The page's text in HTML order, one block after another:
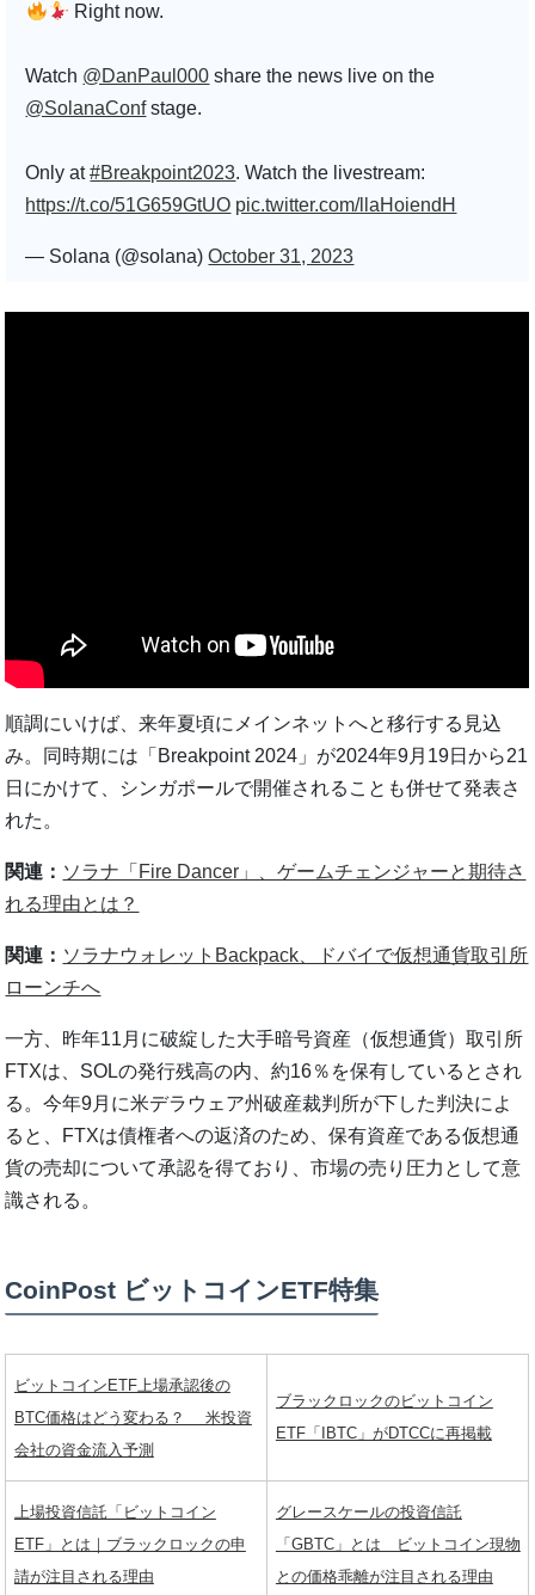
Right now.
Watch @DanPaul000 share the news live on the
@SolanaConfstage.
Only at#Breakpoint2023. Watch the livestream:
https://t.co/51G659GtUO pic.twitter.com/llaHoiendH
— Solana (@solana)October 31, 2023
順調にいけば、来年夏頃にメインネットへと移行する見込
み。同時期には「Breakpoint 2024」が2024年9月19日から21
日にかけて、シンガポールで開催されることも併せて発表さ
れた。
関連： ソラナ「Fire Dancer」、ゲームチェンジャーと期待さ
れる理由とは？
関連： ソラナウォレットBackpack、ドバイで仮想通貨取引所
ローンチへ
一方、昨年11月に破綻した大手暗号資産（仮想通貨）取引所
FTXは、SOLの発行残高の内、約16％を保有しているとされ
る。今年9月に米デラウェア州破産裁判所が下した判決によ
ると、FTXは債権者への返済のため、保有資産である仮想通
貨の売却について承認を得ており、市場の売り圧力として意
識される。
CoinPost ビットコインETF特集
ビットコインETF上場承認後の
BTC価格はどう変わる？ 米投資
会社の資金流入予測
ブラックロックのビットコイン
ETF「IBTC」がDTCCに再掲載
上場投資信託「ビットコイン
ETF」とは｜ブラックロックの申
請が注目される理由
グレースケールの投資信託
「GBTC」とは ビットコイン現物
との価格乖離が注目される理由